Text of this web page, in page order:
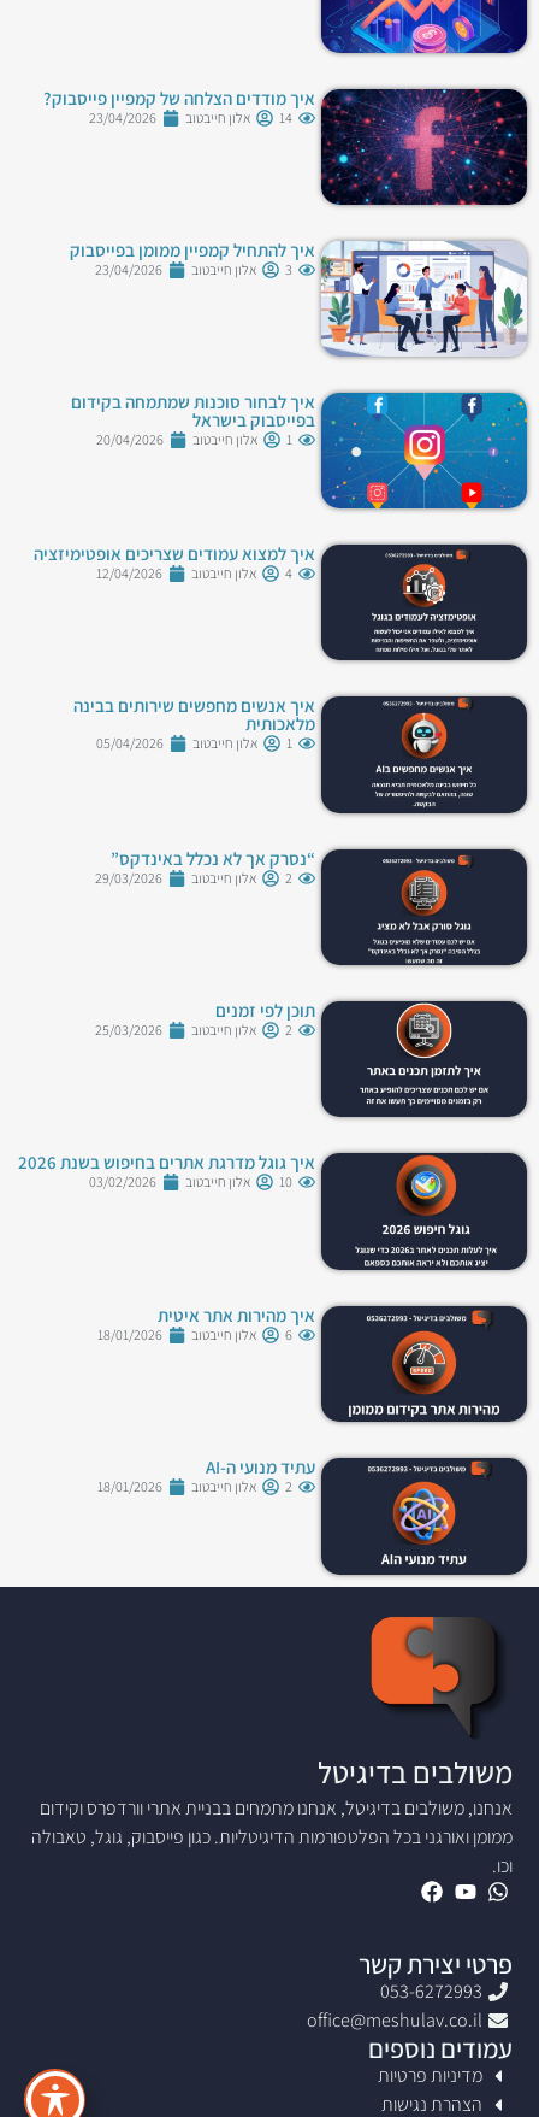
איך מודדים הצלחה של קמפיין פייסבוק?
14 אלון חייבטוב 23/04/2026
איך להתחיל קמפיין ממומן בפייסבוק
3 אלון חייבטוב 23/04/2026
איך לבחור סוכנות שמתמחה בקידום
בפייסבוק בישראל
1 אלון חייבטוב 20/04/2026
איך למצוא עמודים שצריכים אופטימיזציה
4 אלון חייבטוב 12/04/2026
איך אנשים מחפשים שירותים בבינה
מלאכותית
1 אלון חייבטוב 05/04/2026
“נסרק אך לא נכלל באינדקס”
2 אלון חייבטוב 29/03/2026
תוכן לפי זמנים
2 אלון חייבטוב 25/03/2026
איך גוגל מדרגת אתרים בחיפוש בשנת 2026
10 אלון חייבטוב 03/02/2026
איך מהירות אתר איטית
6 אלון חייבטוב 18/01/2026
עתיד מנועי ה-AI
2 אלון חייבטוב 18/01/2026
משולבים בדיגיטל
אנחנו, משולבים בדיגיטל, אנחנו מתמחים בבניית אתרי וורדפרס וקידום
ממומן ואורגני בכל הפלטפורמות הדיגיטליות. כגון פייסבוק, גוגל, טאבולה
וכו.
פרטי יצירת קשר
053-6272993
office@meshulav.co.il
עמודים נוספים
מדיניות פרטיות
הצהרת נגישות